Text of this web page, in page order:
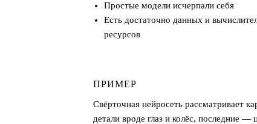
Простые модели исчерпали себя
Есть достаточно данных и
ресурсов
ПРИМЕР
Свёрточная нейросеть рассматривает
детали вроде глаз и колёс, последние